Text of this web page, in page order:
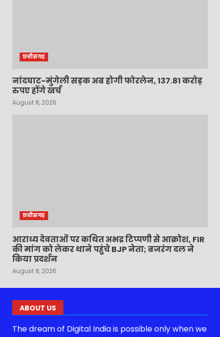
छत्तीसगढ़
नांदघाट-मुंगेली सड़क अब होगी फोरलेन, 137.81 करोड़
रुपए होंगे खर्च
August 8, 2026
छत्तीसगढ़
आराध्य देवताओं पर कथित अभद्र टिप्पणी से आक्रोश, FIR
की मांग को लेकर थाने पहुंचे BJP नेता; बजरंग दल ने
किया प्रदर्शन
August 8, 2026
ABOUT US
The dream of Digital India is possible only when we